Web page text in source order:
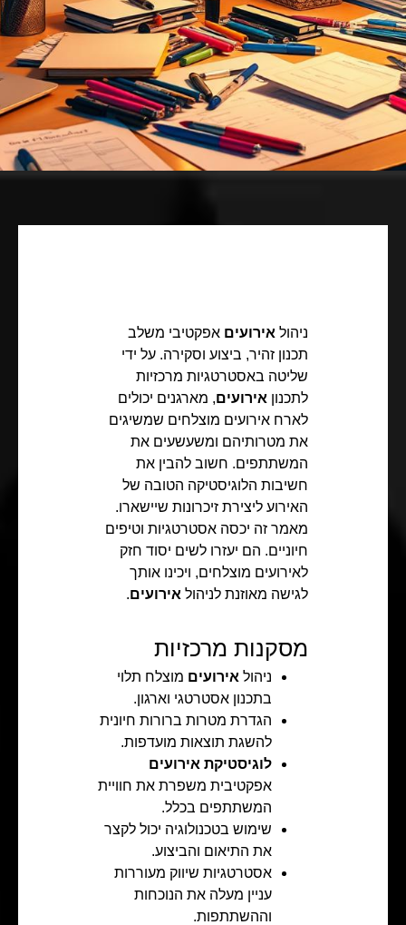
ניהול אירועים אפקטיבי משלב
תכנון זהיר, ביצוע וסקירה. על ידי
שליטה באסטרטגיות מרכזיות
לתכנון אירועים, מארגנים יכולים
לארח אירועים מוצלחים שמשיגים
את מטרותיהם ומשעשעים את
המשתתפים. חשוב להבין את
חשיבות הלוגיסטיקה הטובה של
האירוע ליצירת זיכרונות שיישארו.
מאמר זה יכסה אסטרטגיות וטיפים
חיוניים. הם יעזרו לשים יסוד חזק
לאירועים מוצלחים, ויכינו אותך
לגישה מאוזנת לניהול אירועים.
מסקנות מרכזיות
ניהול אירועים מוצלח תלוי
בתכנון אסטרטגי וארגון.
הגדרת מטרות ברורות חיונית
להשגת תוצאות מועדפות.
לוגיסטיקת אירועים
אפקטיבית משפרת את חוויית
המשתתפים בכלל.
שימוש בטכנולוגיה יכול לקצר
את התיאום והביצוע.
אסטרטגיות שיווק מעוררות
עניין מעלה את הנוכחות
וההשתתפות.